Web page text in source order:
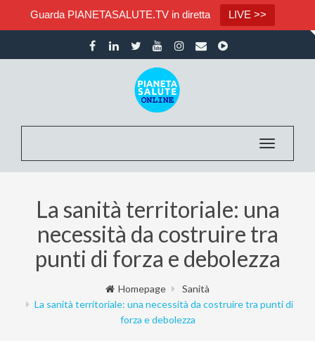
Guarda PIANETASALUTE.TV in diretta LIVE >>
Toggle
La sanità territoriale: una
necessità da costruire tra
punti di forza e debolezza
Homepage
Sanità
La sanità territoriale: una necessità da costruire tra punti di
forza e debolezza